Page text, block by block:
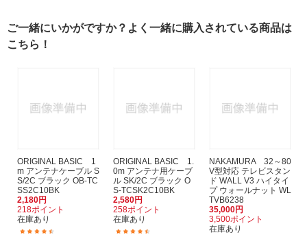
ご一緒にいかがですか？よく一緒に購入されている商品は
こちら！
ORIGINAL BASIC 1
m アンテナケーブル S
S/2C ブラック OB-TC
SS2C10BK
2,180円
218ポイント
在庫あり
ORIGINAL BASIC 1.
0m アンテナ用ケーブ
ル SK/2C ブラック O
S-TCSK2C10BK
2,580円
258ポイント
在庫あり
NAKAMURA 32～80
V型対応 テレビスタン
ド WALL V3 ハイタイ
プ ウォールナット WL
TVB6238
35,000円
3,500ポイント
在庫あり